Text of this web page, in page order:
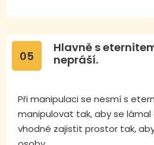
05
Hlavně s
nepráší.
Při manipulaci se nesmí s
manipulovat tak, aby se lámal
vhodné zajistit prostor tak,